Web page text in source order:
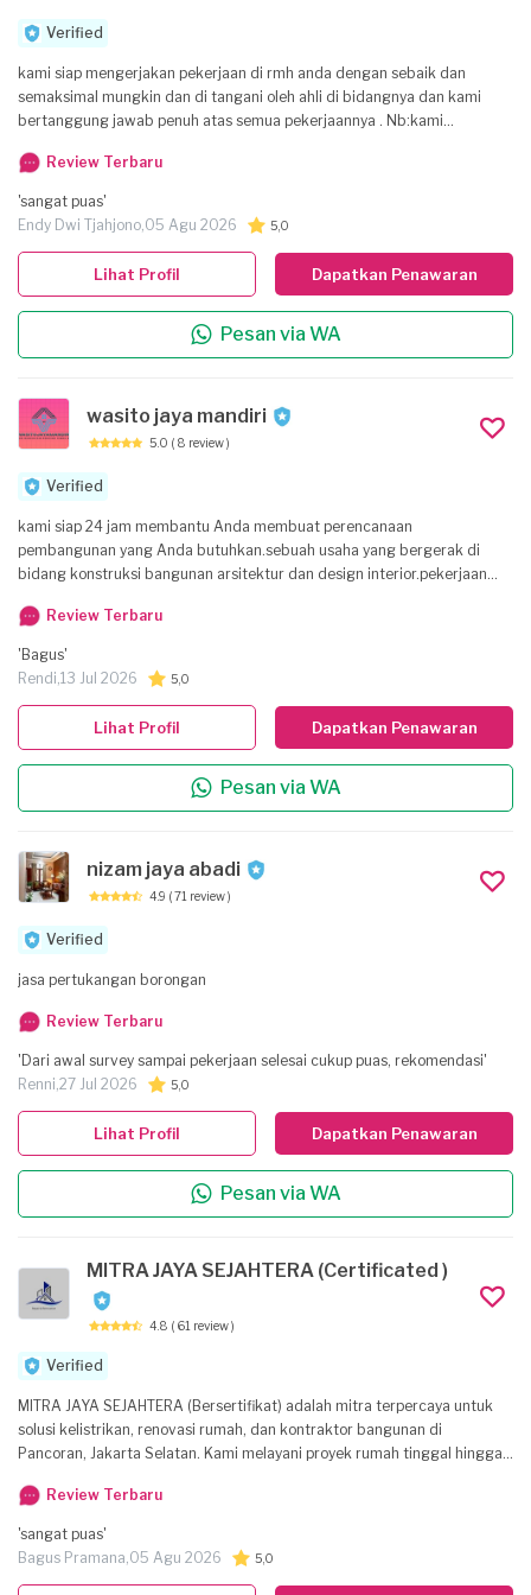
pemasangan atap, perbaikan listrik, tukang ledeng, epoxy lantai,
pagar, kanopi, dan jasa pertukangan. Lokasi Babelan, Bekasi Kabupaten,
Jawa Barat juga dioptimalkan untuk menarik pelanggan regional.
Verified
kami siap mengerjakan pekerjaan di rmh anda dengan sebaik dan
semaksimal mungkin dan di tangani oleh ahli di bidangnya dan kami
bertanggung jawab penuh atas semua pekerjaannya . Nb:kami
Review Terbaru
'sangat puas'
Endy Dwi Tjahjono,05 Agu 2026 5,0
Dapatkan Penawaran
Pesan via WA
Lihat Profil
wasito jaya mandiri
5.0 ( 8 review )
Verified
kami siap 24 jam membantu Anda membuat perencanaan
pembangunan yang Anda butuhkan.sebuah usaha yang bergerak di
bidang konstruksi bangunan arsitektur dan design interior.pekerjaan
profesioan harga Terbaik
Review Terbaru
'Bagus'
Rendi,13 Jul 2026 5,0
Dapatkan Penawaran
Pesan via WA
Lihat Profil
nizam jaya abadi
4.9 ( 71 review )
Verified
jasa pertukangan borongan
Review Terbaru
'Dari awal survey sampai pekerjaan selesai cukup puas, rekomendasi'
Renni,27 Jul 2026 5,0
Dapatkan Penawaran
Pesan via WA
Lihat Profil
MITRA JAYA SEJAHTERA (Certificated )
4.8 ( 61 review )
Verified
MITRA JAYA SEJAHTERA (Bersertifikat) adalah mitra terpercaya untuk
solusi kelistrikan, renovasi rumah, dan kontraktor bangunan di
Pancoran, Jakarta Selatan. Kami melayani proyek rumah tinggal hingga
tanggung jawab yang tinggi. Tim kami yang sopan, profesional, dan
beretika siap memberikan layanan terbaik, tepat waktu, dan sesuai
anggaran. Pelanggan kami memberikan ulasan sangat puas karena
layanan yang ramah, responsif, dan sangat membantu. Hubungi kami
Review Terbaru
'sangat puas'
Bagus Pramana,05 Agu 2026 5,0